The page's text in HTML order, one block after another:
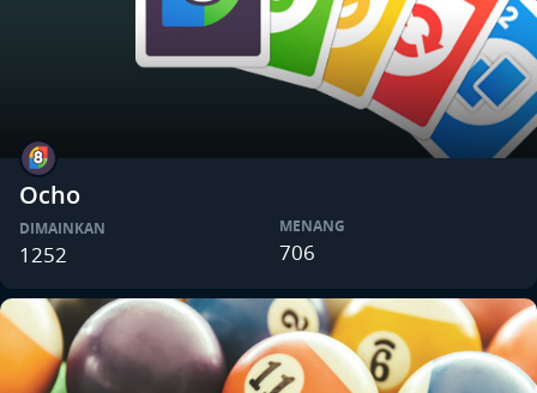
Ocho
DIMAINKAN
1252
MENANG
706